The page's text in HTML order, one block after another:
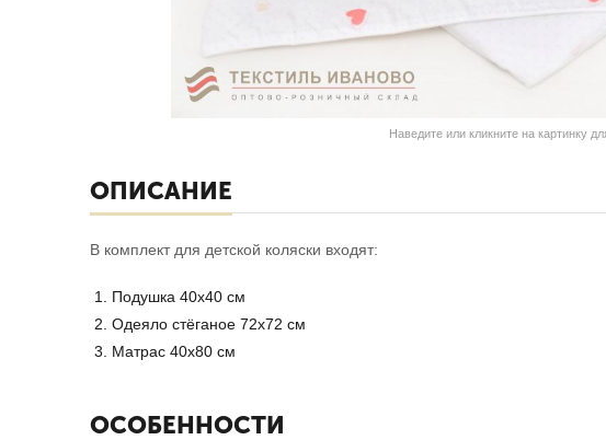
Наведите или кликните на картинку
ОПИСАНИЕ
В комплект для детской коляски входят:
Подушка 40х40 см
Одеяло стёганое 72х72 см
Матрас 40х80 см
ОСОБЕННОСТИ